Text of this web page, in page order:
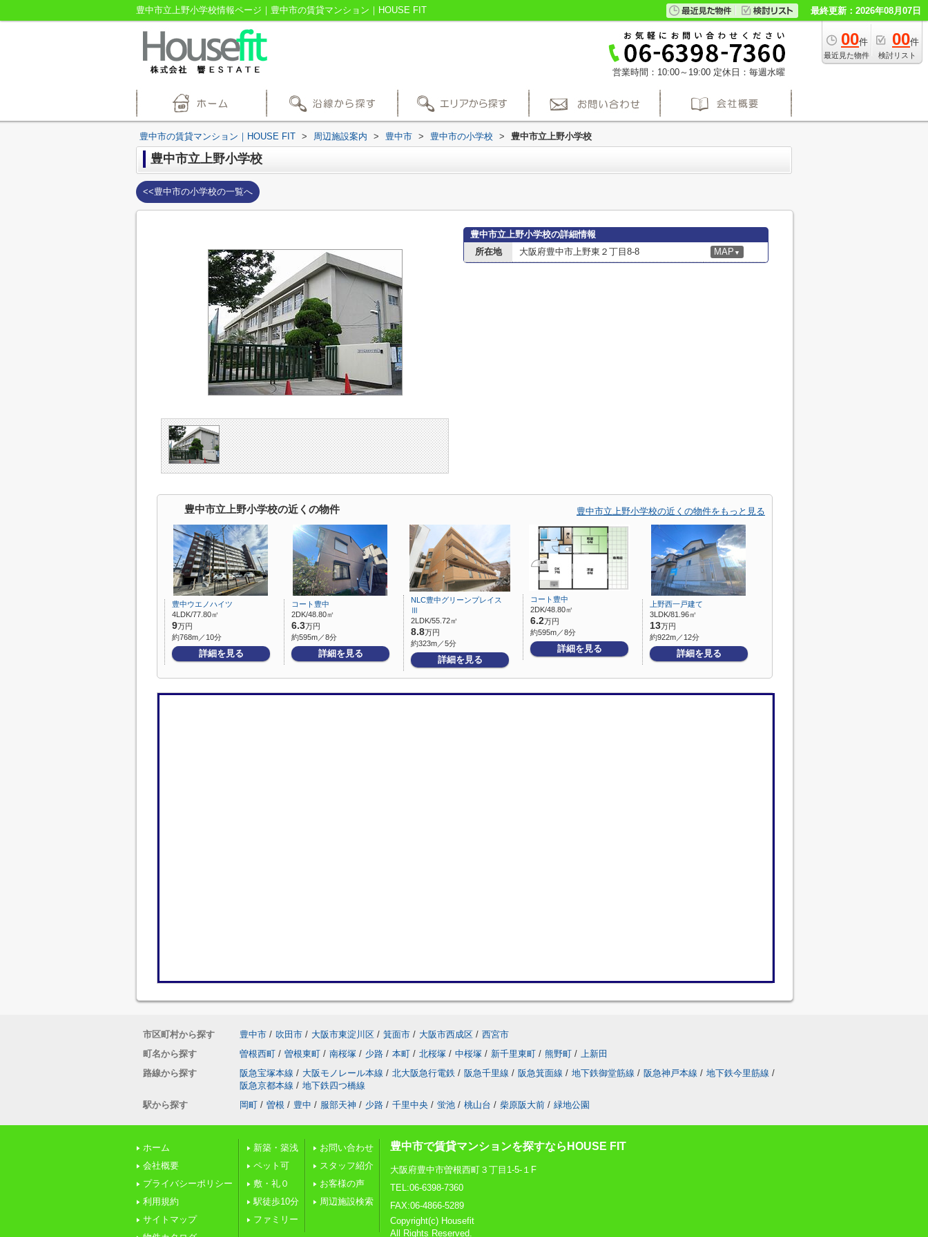
豊中市立上野小学校情報ページ｜豊中市の賃貸マンション｜HOUSE FIT 最終更新：2026年08月07日
00件
最近見た物件
00件
検討リスト
営業時間：10:00～19:00 定休日：毎週水曜
豊中市の賃貸マンション｜HOUSE FIT > 周辺施設案内 > 豊中市 > 豊中市の小学校 > 豊中市立上野小学校
豊中市立上野小学校
<<豊中市の小学校の一覧へ
豊中市立上野小学校の詳細情報
所在地
大阪府豊中市上野東２丁目8-8 MAP ▼
豊中市立上野小学校の近くの物件 豊中市立上野小学校の近くの物件をもっと見る
豊中ウエノハイツ
4LDK/77.80㎡
9万円
約768m／10分
詳細を見る
コート豊中
2DK/48.80㎡
6.3万円
約595m／8分
詳細を見る
NLC豊中グリーンプレイス
Ⅲ
2LDK/55.72㎡
8.8万円
約323m／5分
詳細を見る
コート豊中
2DK/48.80㎡
6.2万円
約595m／8分
詳細を見る
上野西一戸建て
3LDK/81.96㎡
13万円
約922m／12分
詳細を見る
市区町村から探す 豊中市 / 吹田市 / 大阪市東淀川区 / 箕面市 / 大阪市西成区 / 西宮市
町名から探す
曽根西町 / 曽根東町 / 南桜塚 / 少路 / 本町 / 北桜塚 / 中桜塚 / 新千里東町 / 熊野町 / 上新田
路線から探す
阪急宝塚本線 / 大阪モノレール本線 / 北大阪急行電鉄 / 阪急千里線 / 阪急箕面線 / 地下鉄御堂筋線 / 阪急神戸本線 / 地下鉄今里筋線 /
阪急京都本線 / 地下鉄四つ橋線
駅から探す
岡町 / 曽根 / 豊中 / 服部天神 / 少路 / 千里中央 / 蛍池 / 桃山台 / 柴原阪大前 / 緑地公園
ホーム
会社概要
プライバシーポリシー
利用規約
サイトマップ
新築・築浅
ペット可
敷・礼０
駅徒歩10分
ファミリー
お問い合わせ
スタッフ紹介
お客様の声
周辺施設検索
豊中市で賃貸マンションを探すならHOUSE FIT
大阪府豊中市曽根西町３丁目1-5-１F
TEL:06-6398-7360
FAX:06-4866-5289
Copyright(c) Housefit
All Rights Reserved.